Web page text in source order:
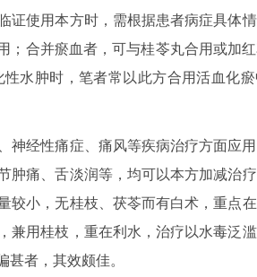
使用本方时，需根据患者病症具体情
；合并瘀血者，可与桂苓丸合用或加
水肿时，笔者常以此方合用活血化瘀
神经性痛症、痛风等疾病治疗方面应
肿痛、舌淡润等，均可以本方加减治
较小，无桂枝、茯苓而有白术，重点
兼用桂枝，重在利水，治疗以水毒泛
者，其效颇佳。